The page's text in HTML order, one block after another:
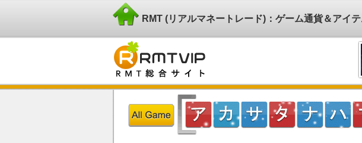
RMT (リアルマネートレード)：ゲーム通貨＆アイ